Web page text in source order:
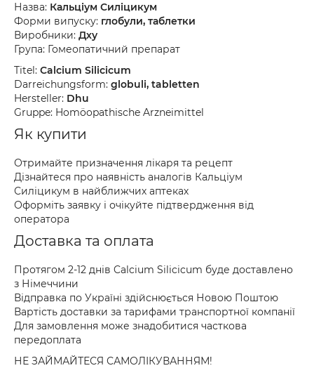
Назва: Кальціум Силіцикум
Форми випуску: глобули, таблетки
Виробники: Дху
Група: Гомеопатичний препарат
Titel: Calcium Silicicum
Darreichungsform: globuli, tabletten
Hersteller: Dhu
Gruppe: Homöopathische Arzneimittel
Як купити
Отримайте призначення лікаря та рецепт
Дізнайтеся про наявність аналогів Кальціум
Силіцикум в найближчих аптеках
Оформіть заявку і очікуйте підтвердження від
оператора
Доставка та оплата
Протягом 2-12 днів Calcium Silicicum буде доставлено
з Німеччини
Відправка по Україні здійснюється Новою Поштою
Вартість доставки за тарифами транспортної компанії
Для замовлення може знадобитися часткова
передоплата
НЕ ЗАЙМАЙТЕСЯ САМОЛІКУВАННЯМ!